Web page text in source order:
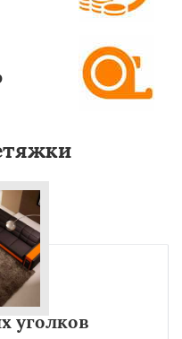
уголков